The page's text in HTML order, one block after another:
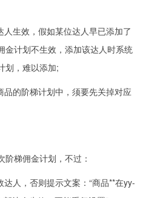
生效，假如某位达人早已添加了
金计划不生效，添加该达人时系统
划，难以添加;
的阶梯计划中，须要先关掉对应
梯佣金计划，不过：
人，否则提示文案：“商品**在yy-